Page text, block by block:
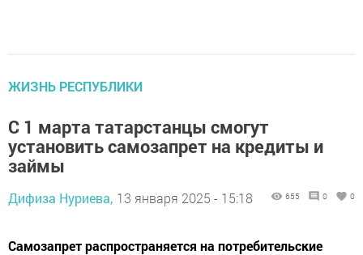
ЖИЗНЬ РЕСПУБЛИКИ
С 1 марта татарстанцы смогут
установить самозапрет на кредиты и
займы
Дифиза Нуриева, 13 января 2025 - 15:18 655 0 0
Самозапрет распространяется на потребительские